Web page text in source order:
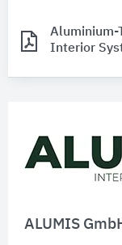
ALUMIS
Aluminium-
Interior